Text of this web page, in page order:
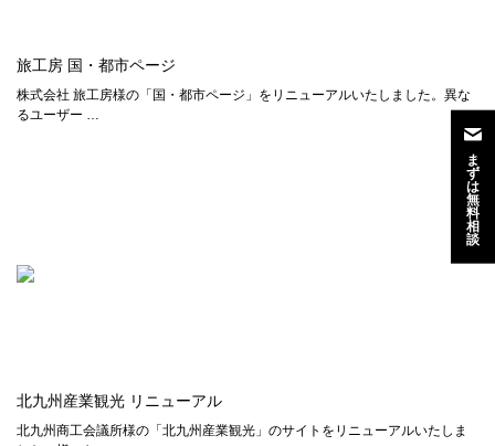
旅工房 国・都市ページ
株式会社 旅工房様の「国・都市ページ」をリニューアルいたしました。異な
るユーザー …
北九州産業観光 リニューアル
北九州商工会議所様の「北九州産業観光」のサイトをリニューアルいたしま
ま
ず
は
無
料
相
談